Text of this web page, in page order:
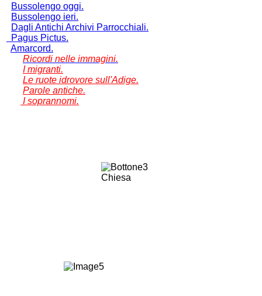
Bussolengo oggi.
Bussolengo ieri.
Dagli Antichi Archivi Parrocchiali.
Pagus Pictus.
Amarcord.
Ricordi nelle immagini.
I migranti.
Le ruote idrovore sull'Adige.
Parole antiche.
I soprannomi.